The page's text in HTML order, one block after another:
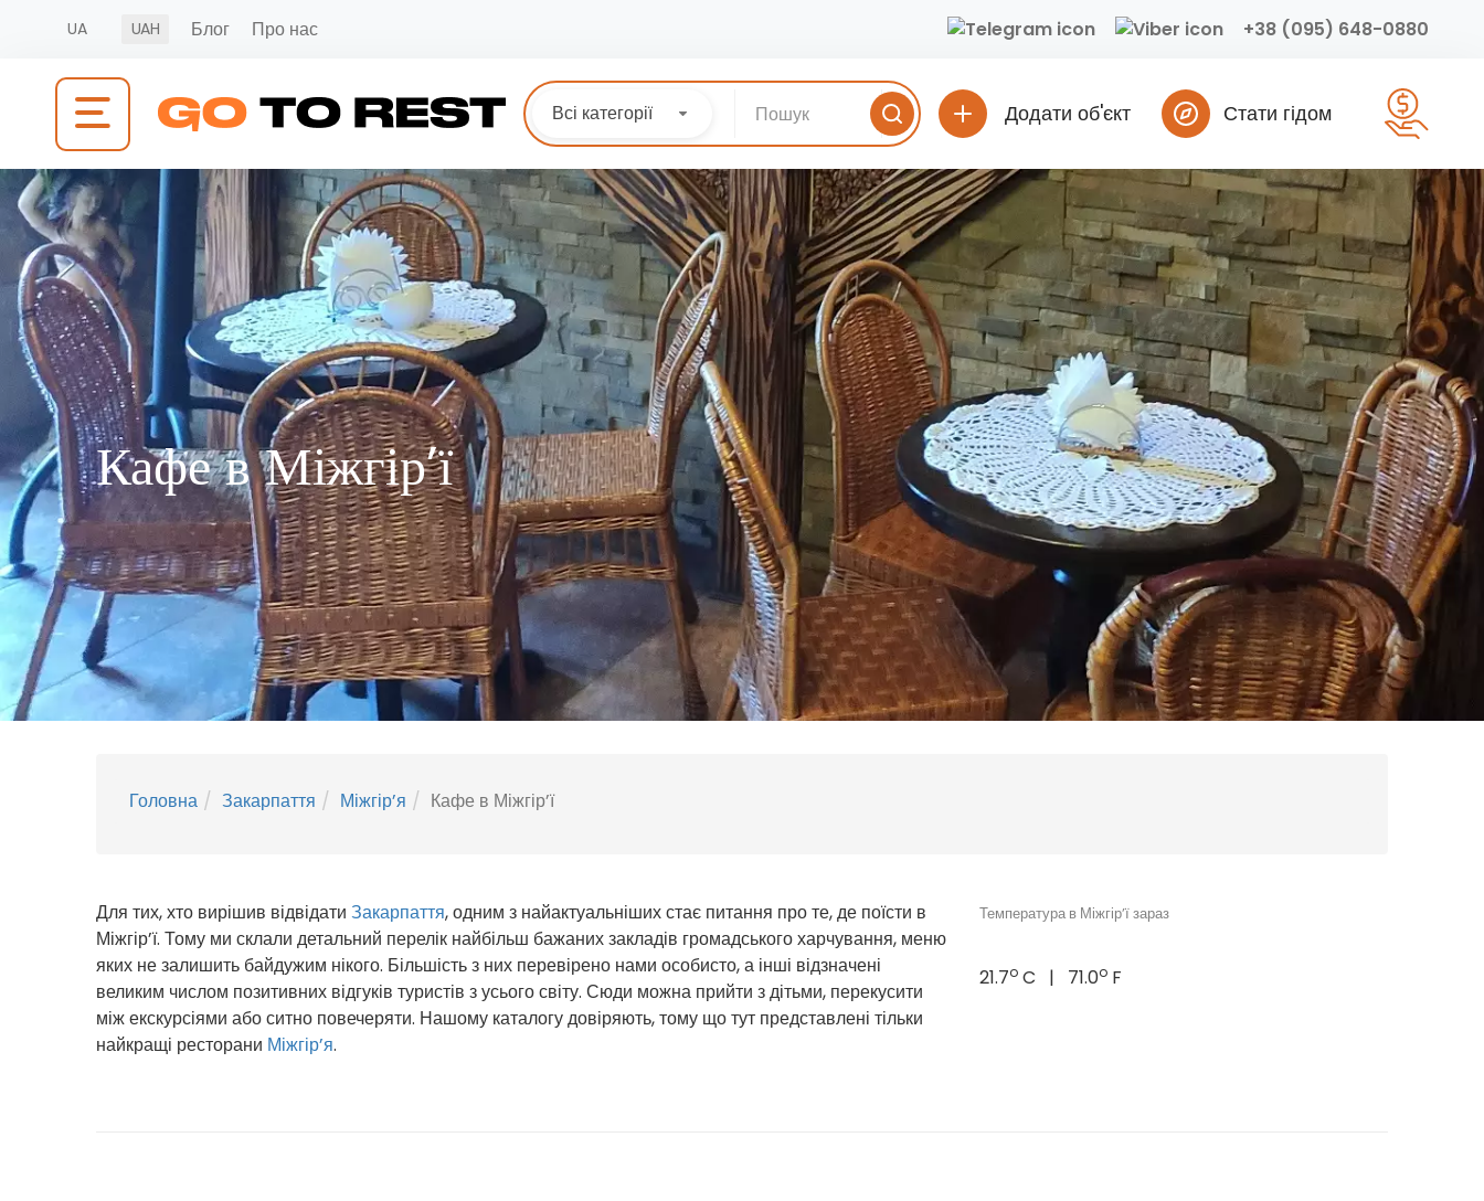
UA UAH Блог Про нас +38 (095) 648-0880
Всі категорії Додати об'єкт Стати гідом
Кафе в Міжгір’ї
Головна Закарпаття Міжгір’я Кафе в Міжгір’ї
Для тих, хто вирішив відвідати Закарпаття, одним з найактуальніших стає питання про те, де поїсти в
Міжгір’ї. Тому ми склали детальний перелік найбільш бажаних закладів громадського харчування, меню
яких не залишить байдужим нікого. Більшість з них перевірено нами особисто, а інші відзначені
великим числом позитивних відгуків туристів з усього світу. Сюди можна прийти з дітьми, перекусити
між екскурсіями або ситно повечеряти. Нашому каталогу довіряють, тому що тут представлені тільки
найкращі ресторани Міжгір’я.
Температура в Міжгір’ї зараз
21.7o C | 71.0o F